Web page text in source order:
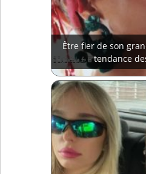
Être fier de son
tendance